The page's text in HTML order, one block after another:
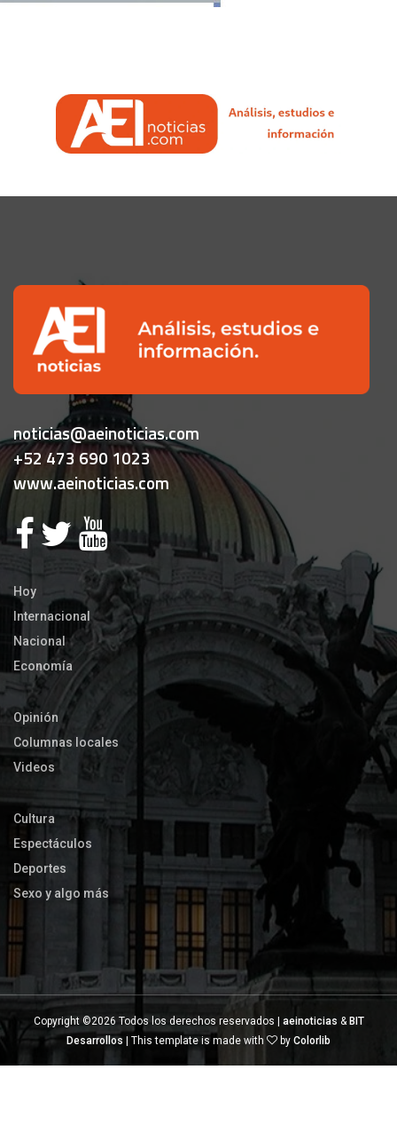
noticias@aeinoticias.com
+52 473 690 1023
www.aeinoticias.com
Hoy
Internacional
Nacional
Economía
Opinión
Columnas locales
Videos
Cultura
Espectáculos
Deportes
Sexo y algo más
Copyright ©2026 Todos los derechos reservados | aeinoticias & BIT
Desarrollos | This template is made with by Colorlib